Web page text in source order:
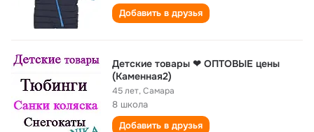
Добавить в друзья
Детские товары ❤ ОПТОВЫЕ цены
(Каменная2)
45 лет,Самара
8 школа
Добавить в друзья